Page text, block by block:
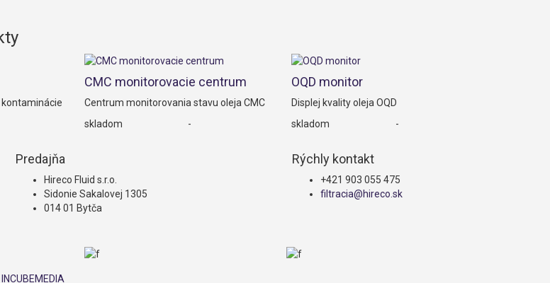
CMC monitorovacie centrum
Centrum monitorovania stavu oleja CMC
skladom
-
OQD monitor
Displej kvality oleja OQD
skladom
-
Predajňa
Hireco Fluid s.r.o.
Sidonie Sakalovej 1305
014 01 Bytča
Rýchly kontakt
+421 903 055 475
filtracia@hireco.sk